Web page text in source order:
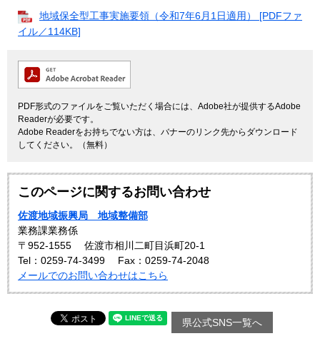
地域保全型工事実施要領（令和7年6月1日適用） [PDFファ
イル／114KB]
PDF形式のファイルをご覧いただく場合には、Adobe社が提供するAdobe
Readerが必要です。
Adobe Readerをお持ちでない方は、バナーのリンク先からダウンロード
してください。（無料）
このページに関するお問い合わせ
佐渡地域振興局 地域整備部
業務課業務係
〒952-1555
佐渡市相川二町目浜町20-1
Tel：0259-74-3499
Fax：0259-74-2048
メールでのお問い合わせはこちら
県公式SNS一覧へ